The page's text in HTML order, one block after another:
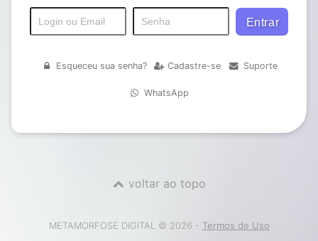
Esqueceu sua senha? Cadastre-se Suporte
WhatsApp
voltar ao topo
METAMORFOSE DIGITAL © 2026 - Termos de Uso